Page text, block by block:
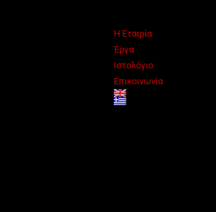
Η Εταιρία
Έργα
Ιστολόγιο
Επικοινωνία